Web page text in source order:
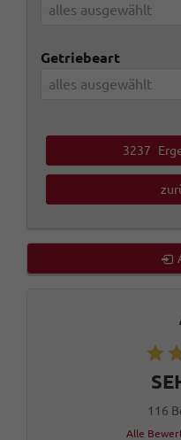
alles ausgewählt
Getriebeart
alles ausgewählt
3237
116
Alle